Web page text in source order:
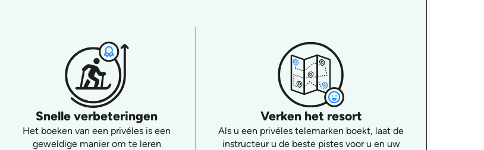
Snelle verbeteringen
Het boeken van een privéles is een
geweldige manier om te leren
Verken het resort
Als u een privéles telemarken boekt, laat de
instructeur u de beste pistes voor u en uw